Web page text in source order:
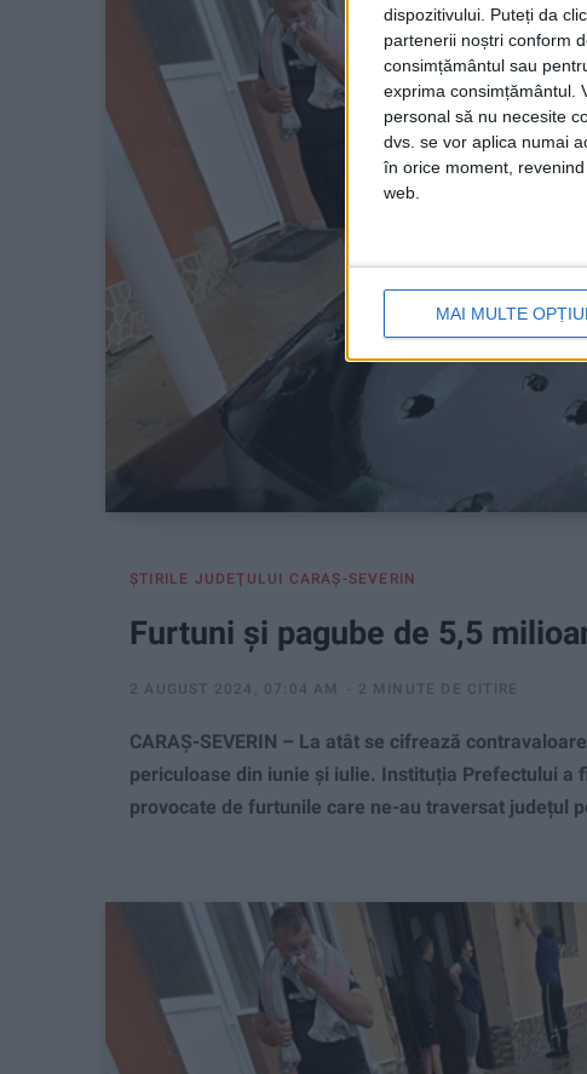
dispozitivului. Puteți da
partenerii noștri conform
consimțământul sau
exprima consimțământul.
personal să nu necesite
dvs. se vor aplica numai
în orice moment,
web.
MAI MULTE
ŞTIRILE JUDEŢULUI CARAŞ-SEVERIN
Furtuni și pagube de 5,5
2 AUGUST 2024, 07:04 AM 2 MINUTE DE CITIRE
CARAŞ-SEVERIN – La atât se cifrează
periculoase din iunie și iulie. Instituția Prefectului
provocate de furtunile care ne-au traversat județul